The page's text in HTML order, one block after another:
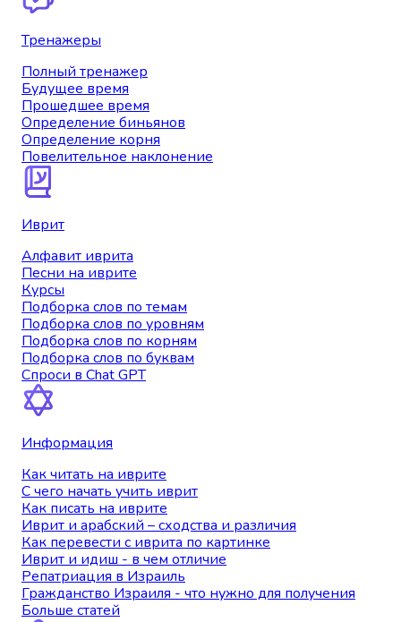
Тренажеры
Полный тренажер
Будущее время
Прошедшее время
Определение биньянов
Определение корня
Повелительное наклонение
Иврит
Алфавит иврита
Песни на иврите
Курсы
Подборка слов по темам
Подборка слов по уровням
Подборка слов по корням
Подборка слов по буквам
Спроси в Chat GPT
Информация
Как читать на иврите
С чего начать учить иврит
Как писать на иврите
Иврит и арабский – сходства и различия
Как перевести с иврита по картинке
Иврит и идиш - в чем отличие
Репатриация в Израиль
Гражданство Израиля - что нужно для получения
Больше статей